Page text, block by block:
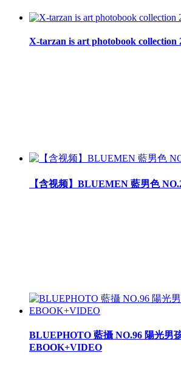
X-tarzan is art photobook collection
【含视频】BLUEMEN 藍男色
BLUEPHOTO 藍攝 NO.96 陽光男
EBOOK+VIDEO